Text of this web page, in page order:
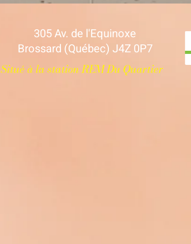
305 Av. de l'Equinoxe
Brossard (Québec) J4Z 0P7
Situé à la station REM Du Quartier